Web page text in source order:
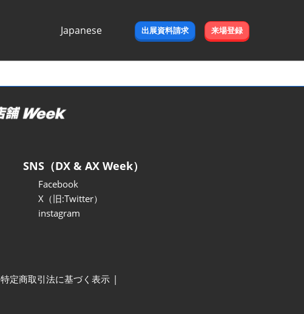
Japanese
出展資料請求 来場登録
SNS（DX & AX Week）
Facebook
X（旧:Twitter）
instagram
特定商取引法に基づく表示